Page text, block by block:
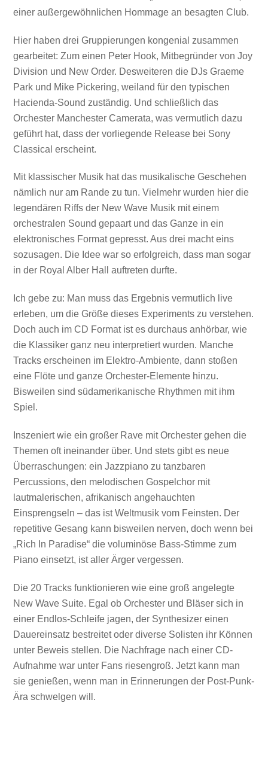
einer außergewöhnlichen Hommage an besagten Club.
Hier haben drei Gruppierungen kongenial zusammen
gearbeitet: Zum einen Peter Hook, Mitbegründer von Joy
Division und New Order. Desweiteren die DJs Graeme
Park und Mike Pickering, weiland für den typischen
Hacienda-Sound zuständig. Und schließlich das
Orchester Manchester Camerata, was vermutlich dazu
geführt hat, dass der vorliegende Release bei Sony
Classical erscheint.
Mit klassischer Musik hat das musikalische Geschehen
nämlich nur am Rande zu tun. Vielmehr wurden hier die
legendären Riffs der New Wave Musik mit einem
orchestralen Sound gepaart und das Ganze in ein
elektronisches Format gepresst. Aus drei macht eins
sozusagen. Die Idee war so erfolgreich, dass man sogar
in der Royal Alber Hall auftreten durfte.
Ich gebe zu: Man muss das Ergebnis vermutlich live
erleben, um die Größe dieses Experiments zu verstehen.
Doch auch im CD Format ist es durchaus anhörbar, wie
die Klassiker ganz neu interpretiert wurden. Manche
Tracks erscheinen im Elektro-Ambiente, dann stoßen
eine Flöte und ganze Orchester-Elemente hinzu.
Bisweilen sind südamerikanische Rhythmen mit ihm
Spiel.
Inszeniert wie ein großer Rave mit Orchester gehen die
Themen oft ineinander über. Und stets gibt es neue
Überraschungen: ein Jazzpiano zu tanzbaren
Percussions, den melodischen Gospelchor mit
lautmalerischen, afrikanisch angehauchten
Einsprengseln – das ist Weltmusik vom Feinsten. Der
repetitive Gesang kann bisweilen nerven, doch wenn bei
„Rich In Paradise“ die voluminöse Bass-Stimme zum
Piano einsetzt, ist aller Ärger vergessen.
Die 20 Tracks funktionieren wie eine groß angelegte
New Wave Suite. Egal ob Orchester und Bläser sich in
einer Endlos-Schleife jagen, der Synthesizer einen
Dauereinsatz bestreitet oder diverse Solisten ihr Können
unter Beweis stellen. Die Nachfrage nach einer CD-
Aufnahme war unter Fans riesengroß. Jetzt kann man
sie genießen, wenn man in Erinnerungen der Post-Punk-
Ära schwelgen will.